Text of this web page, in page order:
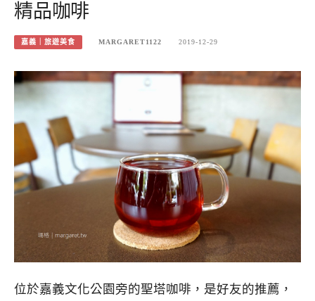
精品咖啡
嘉義｜旅遊美食 MARGARET1122 2019-12-29
位於嘉義文化公園旁的聖塔咖啡，是好友的推薦，